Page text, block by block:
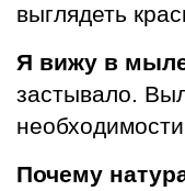
выглядеть
Я вижу в
застывало.
Почему